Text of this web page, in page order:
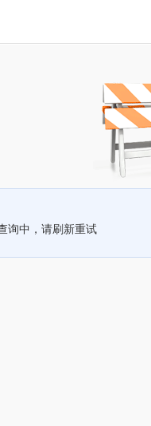
询中，请刷新重试